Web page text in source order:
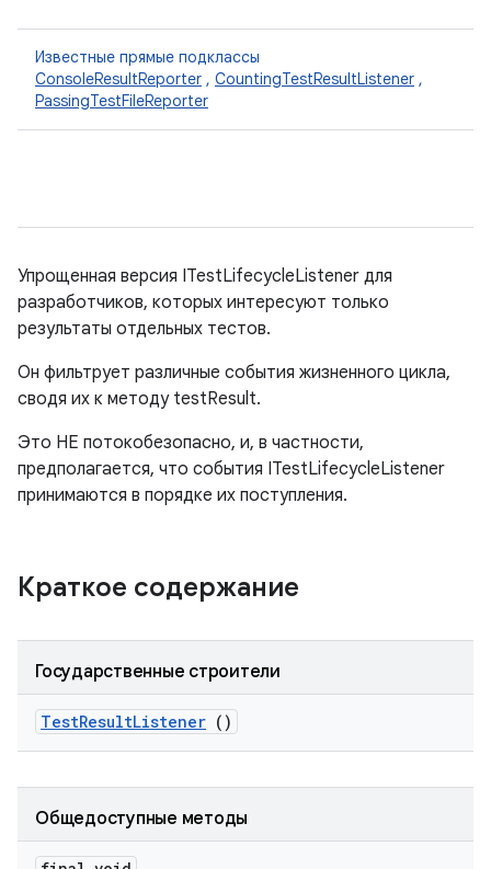
Известные прямые подклассы
ConsoleResultReporter , CountingTestResultListener ,
PassingTestFileReporter
Упрощенная версия ITestLifecycleListener для
разработчиков, которых интересуют только
результаты отдельных тестов.
Он фильтрует различные события жизненного цикла,
сводя их к методу testResult.
Это НЕ потокобезопасно, и, в частности,
предполагается, что события ITestLifecycleListener
принимаются в порядке их поступления.
Краткое содержание
Государственные строители
TestResultListener ()
Общедоступные методы